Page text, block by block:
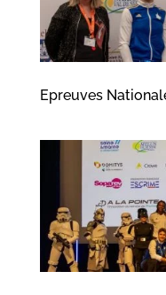
Epreuves